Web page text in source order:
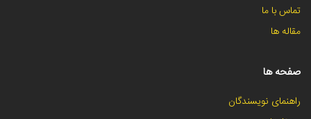
تماس با ما
مقاله ها
صفحه ها
راهنمای نویسندگان